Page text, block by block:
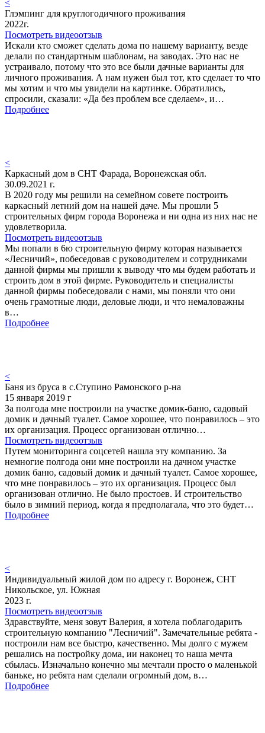
<
Глэмпинг для круглогодичного проживания
2022г.
Посмотреть видеоотзыв
Искали кто сможет сделать дома по нашему варианту, везде
делали по стандартным шаблонам, на заводах. Это нас не
устраивало, потому что это все были дачные варианты для
личного проживания. А нам нужен был тот, кто сделает то что
мы хотим и что мы увидели на картинке. Обратились,
спросили, сказали: «Да без проблем все сделаем», и…
Подробнее
<
Каркасный дом в СНТ Фарада, Воронежская обл.
30.09.2021 г.
В 2020 году мы решили на семейном совете построить
каркасный летний дом на нашей даче. Мы прошли 5
строительных фирм города Воронежа и ни одна из них нас не
удовлетворила.
Посмотреть видеоотзыв
Мы попали в 6ю строительную фирму которая называется
«Лесничий», побеседовав с руководителем и сотрудниками
данной фирмы мы пришли к выводу что мы будем работать и
строить дом в этой фирме. Руководитель и специалисты
данной фирмы побеседовали с нами, мы поняли что они
очень грамотные люди, деловые люди, и что немаловажны
в…
Подробнее
<
Баня из бруса в с.Ступино Рамонского р-на
15 января 2019 г
За полгода мне построили на участке домик-баню, садовый
домик и дачный туалет. Самое хорошее, что понравилось – это
их организация. Процесс организован отлично…
Посмотреть видеоотзыв
Путем мониторинга соцсетей нашла эту компанию. За
немногие полгода они мне построили на дачном участке
домик баню, садовый домик и дачный туалет. Самое хорошее,
что мне понравилось – это их организация. Процесс был
организован отлично. Не было простоев. И строительство
было в зимний период, когда я предполагала, что это будет…
Подробнее
<
Индивидуальный жилой дом по адресу г. Воронеж, СНТ
Никольское, ул. Южная
2023 г.
Посмотреть видеоотзыв
Здравствуйте, меня зовут Валерия, я хотела поблагодарить
строительную компанию "Лесничий". Замечательные ребята -
построили нам все быстро, качественно. Мы долго с мужем
решались на постройку дома, ии наконец то наша мечта
сбылась. Изначально конечно мы мечтали просто о маленькой
баньке, но ребята нам сделали огромный дом, в…
Подробнее